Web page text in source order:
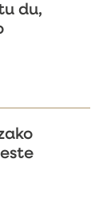
du,